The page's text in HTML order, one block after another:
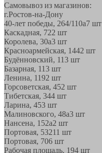
Самовывоз из магазинов:
г.Ростов-на-Дону
40-лет победы, 264/110а7 шт
Каскадная, 722 шт
Королева, 30а3 шт
Красноармейская, 1442 шт
Будённовский, 113 шт
Базарная, 113 шт
Ленина, 1192 шт
Горсоветская, 452 шт
Тибетская, 344 шт
Ларина, 453 шт
Малиновского, 48а3 шт
Нансена, 152а2 шт
Портовая, 53211 шт
Портовая, 706 шт
Рабочая площадь, 194 шт